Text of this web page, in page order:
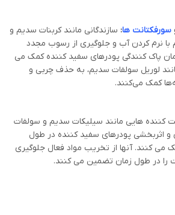
سورفکتانت ها: سازندگانی مانند کربنات سدیم و
نرم کردن آب و جلوگیری از رسوب مجدد
پاک کنندگی پودرهای سفید کننده کمک می
لوریل سولفات سدیم، به حذف چربی و
کمک می‌کنند.
کننده هایی مانند سیلیکات سدیم و سولفات
و اثربخشی پودرهای سفید کننده در طول
می کنند. آنها از تخریب مواد فعال جلوگیری
را در طول زمان تضمین می کنند.